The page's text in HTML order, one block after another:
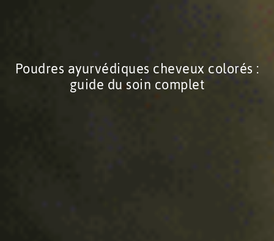
Poudres ayurvédiques cheveux colorés :
guide du soin complet